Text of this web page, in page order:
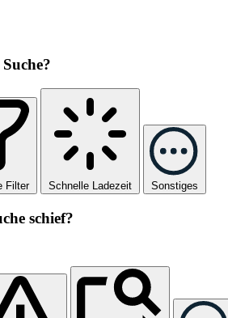
Filter Schnelle Ladezeit Sonstiges
schief?